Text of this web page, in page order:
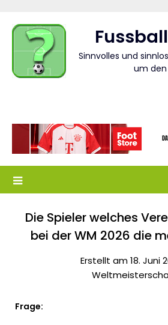
content
Sinnvolles und
um den
Die Spieler welches
bei der WM 2026 die
Erstellt am 18. Juni
Frage: